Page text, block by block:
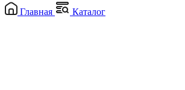
Главная
Каталог